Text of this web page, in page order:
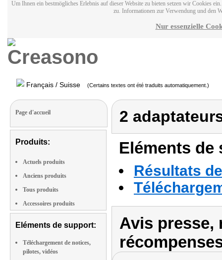
Um Ihnen ein bestmögliches Erlebnis auf dieser Website zu bieten setzen wir Cookies
zu. Informationen zur Verwendung und den
Nur essenzielle
Français / Suisse (Certains textes ont été traduits automatiquement.)
Page d'accueil
Produits:
Actuels produits
Anciens produits
Tous produits
Accessoires produits
Eléments de support:
Téléchargement de notices,
pilotes, vidéos
2
Eléments
Résultats
Avis presse,